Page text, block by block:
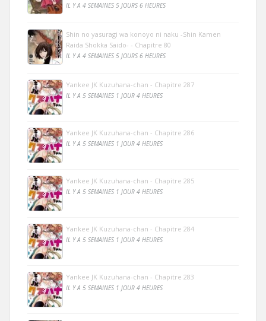
IL Y A 4 SEMAINES 5 JOURS 6 HEURES
Shin no yasuragi wa konoyo ni naku -Shin Kamen
Raida Shokka Saido- - Chapitre 80
IL Y A 4 SEMAINES 5 JOURS 6 HEURES
Yankee JK Kuzuhana-chan - Chapitre 287
IL Y A 5 SEMAINES 1 JOUR 4 HEURES
Yankee JK Kuzuhana-chan - Chapitre 286
IL Y A 5 SEMAINES 1 JOUR 4 HEURES
Yankee JK Kuzuhana-chan - Chapitre 285
IL Y A 5 SEMAINES 1 JOUR 4 HEURES
Yankee JK Kuzuhana-chan - Chapitre 284
IL Y A 5 SEMAINES 1 JOUR 4 HEURES
Yankee JK Kuzuhana-chan - Chapitre 283
IL Y A 5 SEMAINES 1 JOUR 4 HEURES